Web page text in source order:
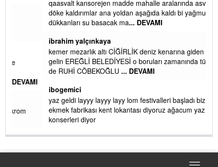
ibrahim yalçınkaya
qaasvalt kansorejen madde mahalle aralarında asvalt döke
döke kaldırımlar ana yoldan aşağıda kaldı bi yağmurda
ibrahim yalçınkaya
kemer mezarlık altı CİĞİRLİK deniz kenarına giden yola
gelin EREĞLİ BELEDİYESİ o boruları zamanında tüm ereğli
de RUHİ CÖBEKOĞLU
ibogemici
yaz geldi layyy layyy layy lom festivalleri başladı biz halk
ekmek fabrikası kent lokantası diyoruz ağacum yaz
konserleri diyor